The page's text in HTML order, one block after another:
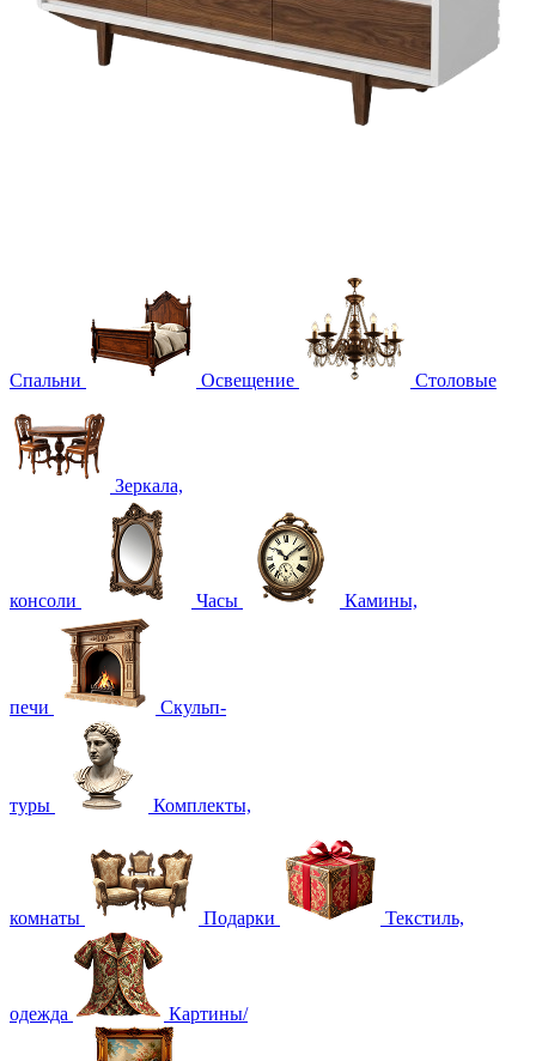
Спальни Освещение Столовые
Зеркала,
консоли Часы Камины,
печи Скульп-
туры Комплекты,
комнаты Подарки Текстиль,
одежда Картины/